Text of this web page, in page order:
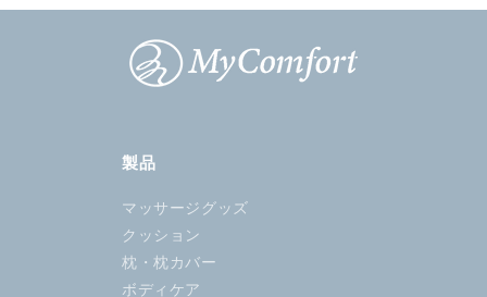
製品
マッサージグッズ
クッション
枕・枕カバー
ボディケア